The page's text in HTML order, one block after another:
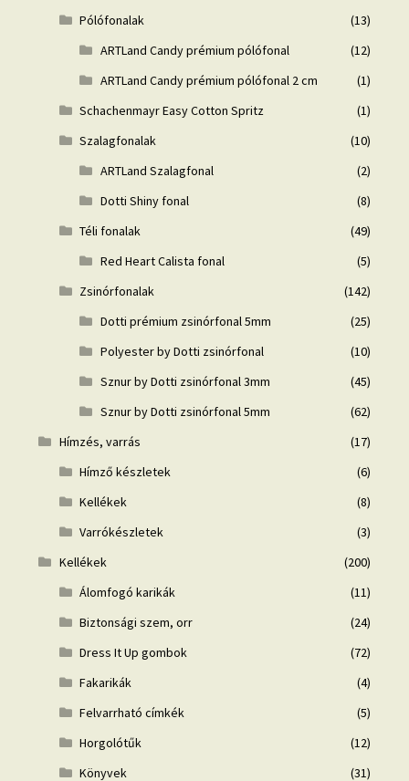
Pólófonalak
(13)
ARTLand Candy prémium pólófonal
(12)
ARTLand Candy prémium pólófonal 2 cm
(1)
Schachenmayr Easy Cotton Spritz
(1)
Szalagfonalak
(10)
ARTLand Szalagfonal
(2)
Dotti Shiny fonal
(8)
Téli fonalak
(49)
Red Heart Calista fonal
(5)
Zsinórfonalak
(142)
Dotti prémium zsinórfonal 5mm
(25)
Polyester by Dotti zsinórfonal
(10)
Sznur by Dotti zsinórfonal 3mm
(45)
Sznur by Dotti zsinórfonal 5mm
(62)
Hímzés, varrás
(17)
Hímző készletek
(6)
Kellékek
(8)
Varrókészletek
(3)
Kellékek
(200)
Álomfogó karikák
(11)
Biztonsági szem, orr
(24)
Dress It Up gombok
(72)
Fakarikák
(4)
Felvarrható címkék
(5)
Horgolótűk
(12)
Könyvek
(31)